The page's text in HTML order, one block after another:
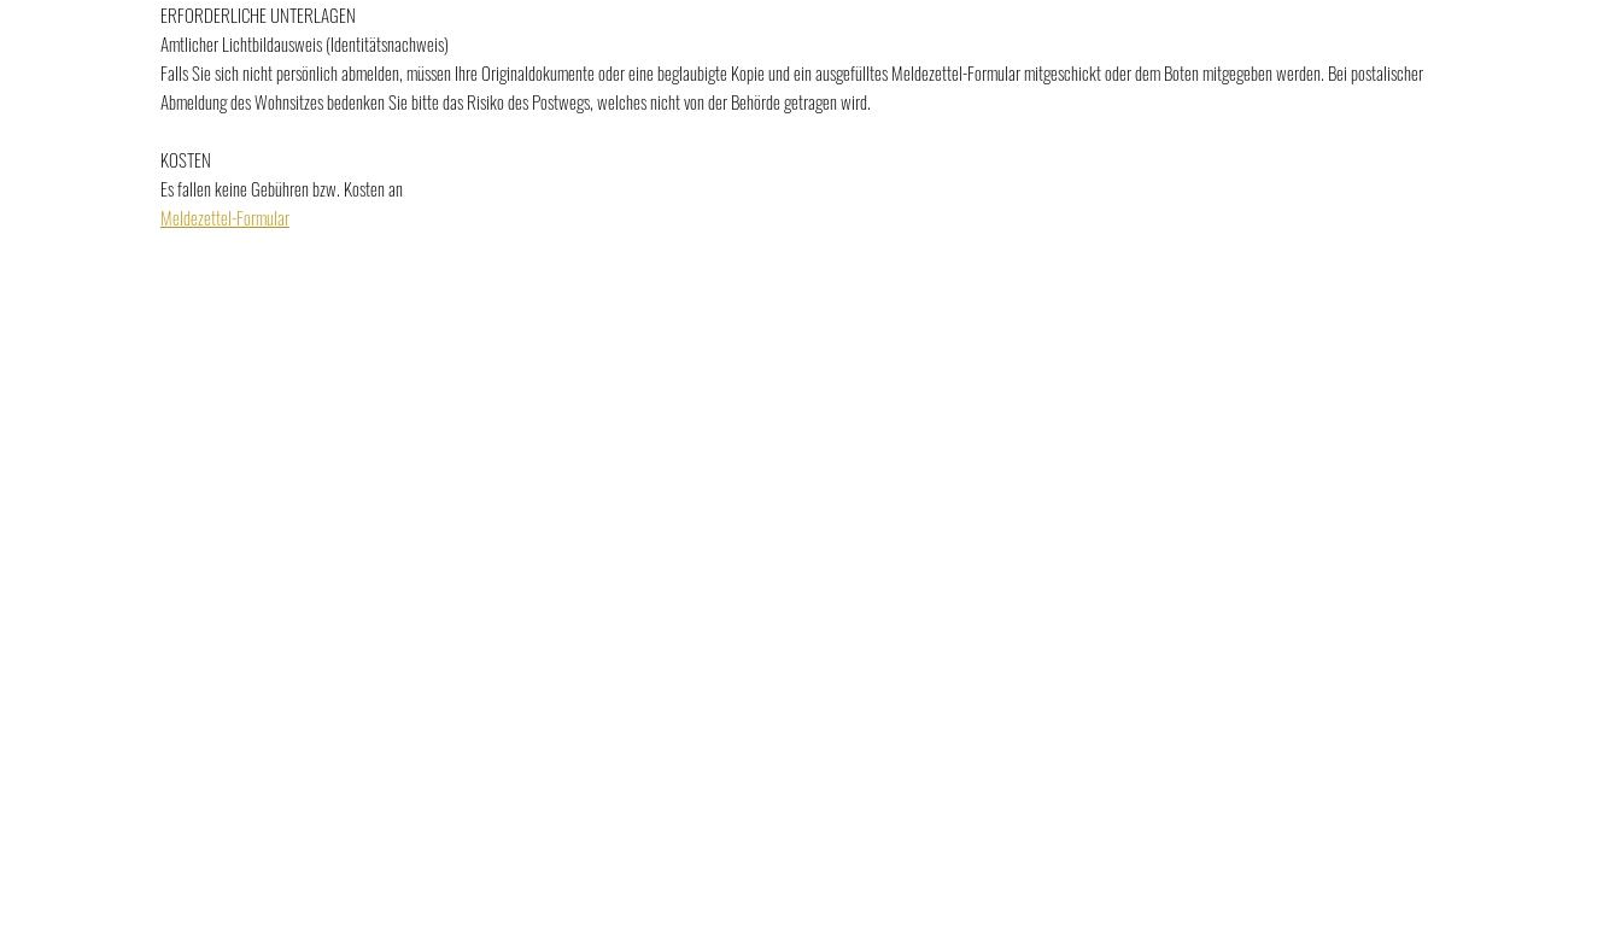
ERFORDERLICHE UNTERLAGEN
Amtlicher Lichtbildausweis (Identitätsnachweis)
Falls Sie sich nicht persönlich abmelden, müssen Ihre Originaldokumente oder eine beglaubigte Kopie und ein ausgefülltes Meldezettel-Formular mitgeschickt oder dem Boten mitgegeben werden. Bei postalischer
Abmeldung des Wohnsitzes bedenken Sie bitte das Risiko des Postwegs, welches nicht von der Behörde getragen wird.
KOSTEN
Es fallen keine Gebühren bzw. Kosten an
Meldezettel-Formular